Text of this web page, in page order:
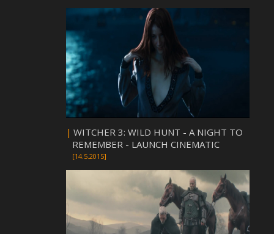
| WITCHER 3: WILD HUNT - A NIGHT TO
REMEMBER - LAUNCH CINEMATIC
[14.5.2015]